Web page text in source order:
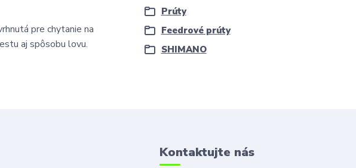
pre chytanie na
aj spôsobu lovu.
Prúty
Feedrové prúty
SHIMANO
Kontaktujte nás